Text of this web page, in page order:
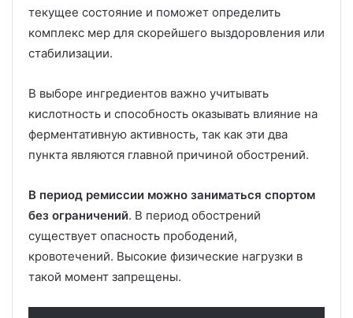
текущее состояние и поможет определить
комплекс мер для скорейшего выздоровления или
стабилизации.
В выборе ингредиентов важно учитывать
кислотность и способность оказывать влияние на
ферментативную активность, так как эти два
пункта являются главной причиной обострений.
В период ремиссии можно заниматься спортом
без ограничений. В период обострений
существует опасность прободений,
кровотечений. Высокие физические нагрузки в
такой момент запрещены.